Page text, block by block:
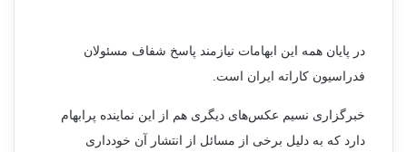
در پایان همه این ابهامات نیازمند پاسخ شفاف مسئولان
فدراسیون کاراته ایران است.
خبرگزاری نسیم عکس‌های دیگری هم از این نماینده پرابهام
دارد که به دلیل برخی از مسائل از انتشار آن خودداری